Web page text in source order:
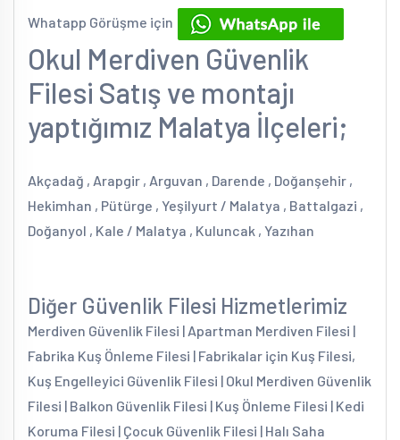
Whatapp Görüşme için
Okul Merdiven Güvenlik
Filesi Satış ve montajı
yaptığımız Malatya İlçeleri;
Akçadağ , Arapgir , Arguvan , Darende , Doğanşehir ,
Hekimhan , Pütürge , Yeşilyurt / Malatya , Battalgazi ,
Doğanyol , Kale / Malatya , Kuluncak , Yazıhan
Diğer Güvenlik Filesi Hizmetlerimiz
Merdiven Güvenlik Filesi | Apartman Merdiven Filesi |
Fabrika Kuş Önleme Filesi | Fabrikalar için Kuş Filesi,
Kuş Engelleyici Güvenlik Filesi | Okul Merdiven Güvenlik
Filesi | Balkon Güvenlik Filesi | Kuş Önleme Filesi | Kedi
Koruma Filesi | Çocuk Güvenlik Filesi | Halı Saha